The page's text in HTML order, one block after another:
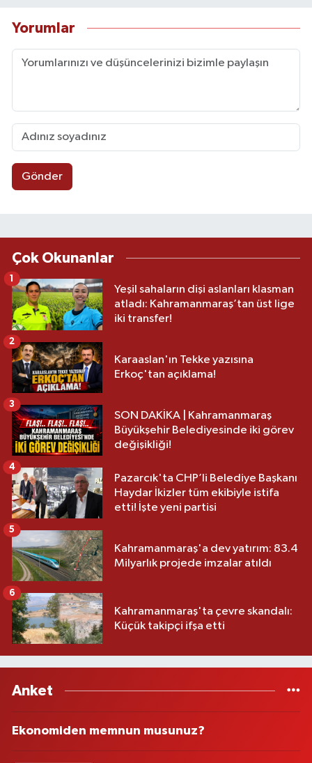
Yorumlar
Gönder
Çok Okunanlar
Yeşil sahaların dişi aslanları klasman
atladı: Kahramanmaraş’tan üst lige
iki transfer!
1
Karaaslan'ın Tekke yazısına
Erkoç'tan açıklama!
2
SON DAKİKA | Kahramanmaraş
Büyükşehir Belediyesinde iki görev
değişikliği!
3
Pazarcık'ta CHP’li Belediye Başkanı
Haydar İkizler tüm ekibiyle istifa
etti! İşte yeni partisi
4
Kahramanmaraş'a dev yatırım: 83.4
Milyarlık projede imzalar atıldı
5
Kahramanmaraş'ta çevre skandalı:
Küçük takipçi ifşa etti
6
Anket
Ekonomiden memnun musunuz?